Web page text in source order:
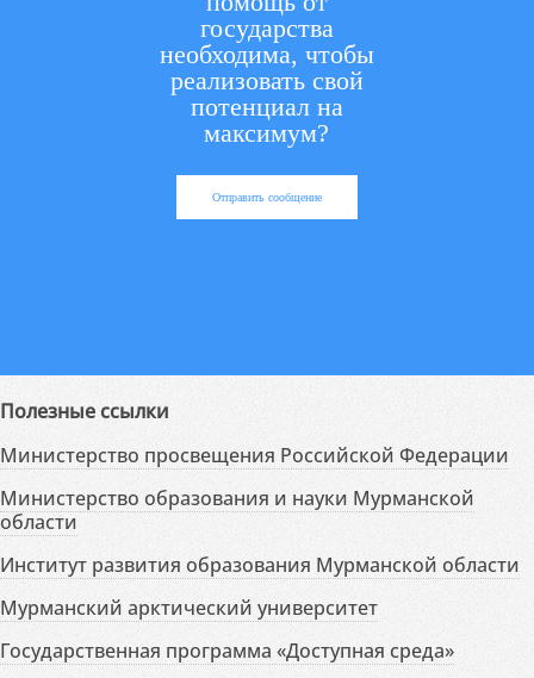
государства
необходима, чтобы
реализовать свой
потенциал на
максимум?
Отправить сообщение
Полезные ссылки
Министерство просвещения Российской Федерации
Министерство образования и науки Мурманской
области
Институт развития образования Мурманской области
Мурманский арктический университет
Государственная программа «Доступная среда»